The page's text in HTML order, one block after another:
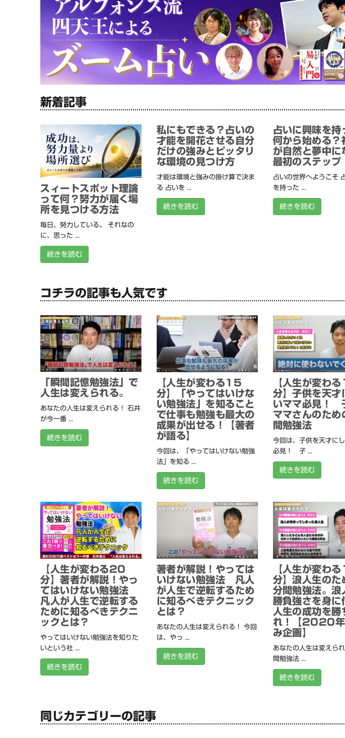
新着記事
スィートスポット理論
って何？努力が届く場
所を見つける方法
毎日、努力している。 それなの
に、思った ...
続きを読む
私にもできる？占いの
才能を開花させる自分
だけの強みとピッタリ
な環境の見つけ方
才能は環境と強みの掛け算で決ま
る 占いを ...
続きを読む
占いに興味を持
何から始める？
が自然と夢中に
最初のステップ
占いの世界へようこそ
を持った ...
続きを読む
コチラの記事も人気です
「瞬間記憶勉強法」で
人生は変えられる。
あなたの人生は変えられる！ 石井
が今一番 ...
続きを読む
【人生が変わる15
分】「やってはいけな
い勉強法」を知ること
で仕事も勉強も最大の
成果が出せる！【著者
が語る】
今回は、「やってはいけない勉強
法」を知る ...
続きを読む
【人生が変わ
分】子供を天才
いママ必見！
ママさんのた
間勉強法
今回は、子供を天才に
必見！ 子 ...
続きを読む
【人生が変わる20
分】著者が解説！やっ
てはいけない勉強法
凡人が人生で逆転する
ために知るべきテクニ
ックとは？
やってはいけない勉強法を知りた
いという社 ...
続きを読む
著者が解説！やっては
いけない勉強法 凡人
が人生で逆転するため
に知るべきテクニック
とは？
あなたの人生は変えられる！ 今回
は、やっ ...
続きを読む
【人生が変わ
分】浪人生のた
分間勉強法。浪
勝負強さを身に
人生の成功を勝
れ！【2020年
み企画】
あなたの人生は変えら
間勉強法 ...
続きを読む
同じカテゴリーの記事